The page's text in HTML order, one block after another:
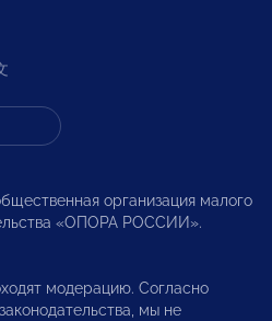
организация малого
«ОПОРА РОССИИ».
модерацию. Согласно
мы не